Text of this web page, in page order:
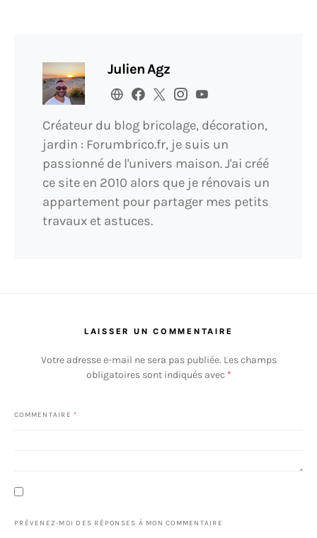
Julien Agz
Créateur du blog bricolage, décoration,
jardin : Forumbrico.fr, je suis un
passionné de l'univers maison. J'ai créé
ce site en 2010 alors que je rénovais un
appartement pour partager mes petits
travaux et astuces.
LAISSER UN COMMENTAIRE
Votre adresse e-mail ne sera pas publiée. Les champs
obligatoires sont indiqués avec *
COMMENTAIRE *
PRÉVENEZ-MOI DES RÉPONSES À MON COMMENTAIRE